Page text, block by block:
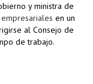
y ministra de
en un
al Consejo de
de trabajo.